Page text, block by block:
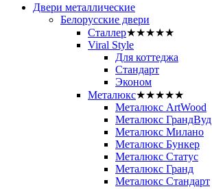
Двери металлические
Белорусские двери
Сталлер★★★★★
Viral Style
Для коттеджа
Стандарт
Эконом
Металюкс★★★★★
Металюкс ArtWood
Металюкс ГрандВуд
Металюкс Милано
Металюкс Бункер
Металюкс Статус
Металюкс Гранд
Металюкс Стандарт